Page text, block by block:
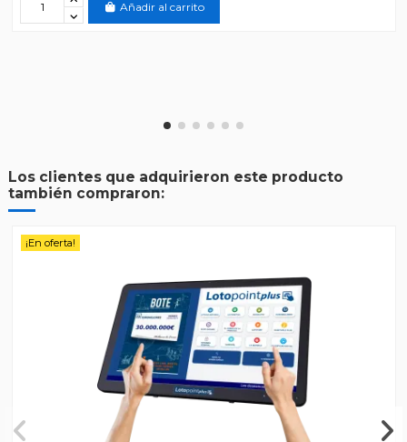
Añadir al carrito
Los clientes que adquirieron este producto
también compraron:
¡En oferta!